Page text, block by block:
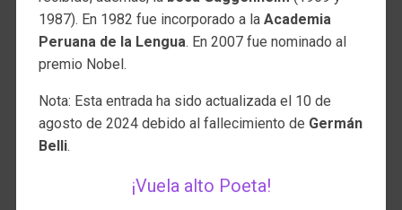
1987). En 1982 fue incorporado a la Academia
Peruana de la Lengua. En 2007 fue nominado al
premio Nobel.
Nota: Esta entrada ha sido actualizada el 10 de
agosto de 2024 debido al fallecimiento de Germán
Belli.
¡Vuela alto Poeta!